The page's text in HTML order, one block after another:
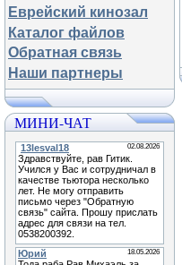
Еврейский кинозал
Каталог файлов
Обратная связь
Наши партнеры
МИНИ-ЧАТ